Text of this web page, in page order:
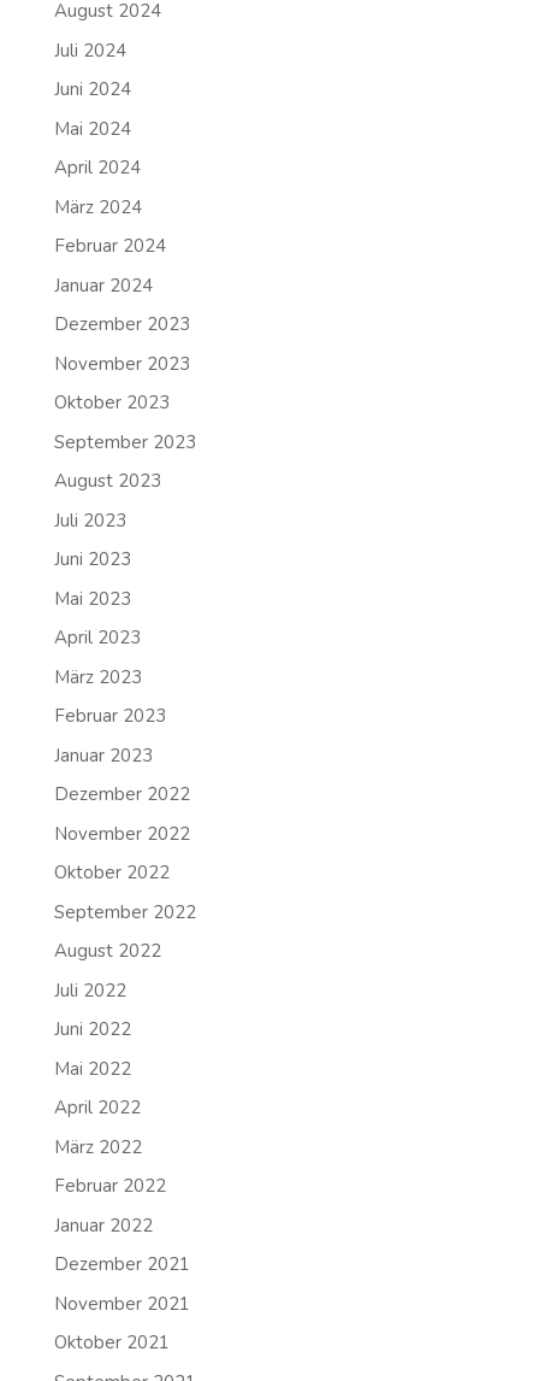
August 2024
Juli 2024
Juni 2024
Mai 2024
April 2024
März 2024
Februar 2024
Januar 2024
Dezember 2023
November 2023
Oktober 2023
September 2023
August 2023
Juli 2023
Juni 2023
Mai 2023
April 2023
März 2023
Februar 2023
Januar 2023
Dezember 2022
November 2022
Oktober 2022
September 2022
August 2022
Juli 2022
Juni 2022
Mai 2022
April 2022
März 2022
Februar 2022
Januar 2022
Dezember 2021
November 2021
Oktober 2021